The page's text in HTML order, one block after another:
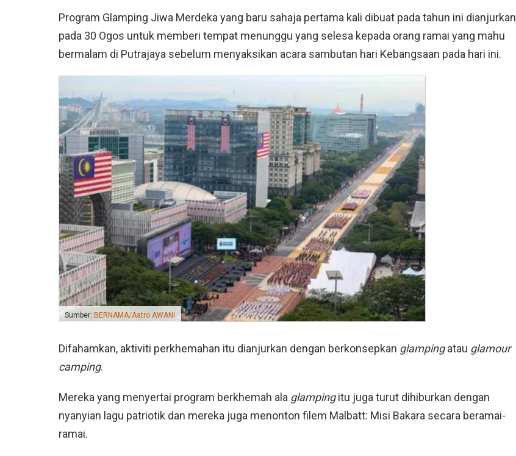
Program Glamping Jiwa Merdeka yang baru sahaja pertama kali dibuat pada tahun ini dianjurkan
pada 30 Ogos untuk memberi tempat menunggu yang selesa kepada orang ramai yang mahu
bermalam di Putrajaya sebelum menyaksikan acara sambutan hari Kebangsaan pada hari ini.
Sumber: BERNAMA/Astro AWANI
Difahamkan, aktiviti perkhemahan itu dianjurkan dengan berkonsepkan glampingatau glamour
camping.
Mereka yang menyertai program berkhemah ala glampingitu juga turut dihiburkan dengan
nyanyian lagu patriotik dan mereka juga menonton filem Malbatt: Misi Bakara secara beramai-
ramai.